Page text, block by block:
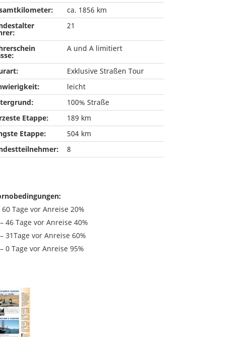
ca. 1856 km
21
A und A limitiert
Exklusive Straßen Tour
leicht
100% Straße
Etappe:
189 km
Etappe:
504 km
8
60 Tage vor Anreise 20%
46 Tage vor Anreise 40%
31Tage vor Anreise 60%
0 Tage vor Anreise 95%